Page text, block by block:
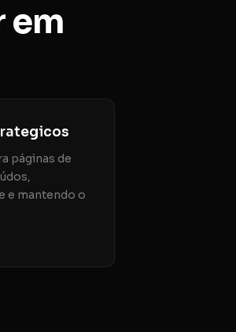
em
páginas de
e mantendo o